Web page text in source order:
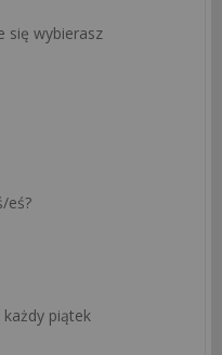
się wybierasz
eś?
każdy piątek